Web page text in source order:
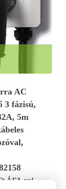
AC
3 fázisú,
5m
ÁFA-val